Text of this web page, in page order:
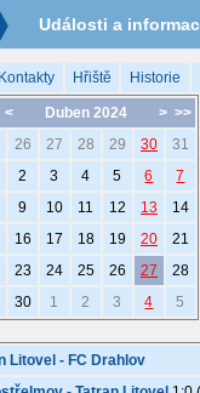
Události a
Kontakty Hřiště Historie
< > >>
Duben 2024
26 27 28 29 30
31
2 3 4 5 6
7
9 10 11 12 13
14
16 17 18 19 20
21
23 24 25 26 27
28
30 1 2 3 4 5
Litovel - FC Drahlov